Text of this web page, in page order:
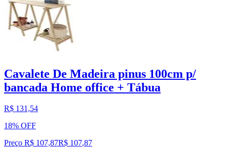
Cavalete De Madeira pinus 100cm p/
bancada Home office + Tábua
R$ 131,54
18% OFF
Preço R$ 107,87R$ 107,87